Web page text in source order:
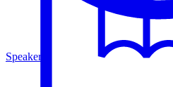
Speakers